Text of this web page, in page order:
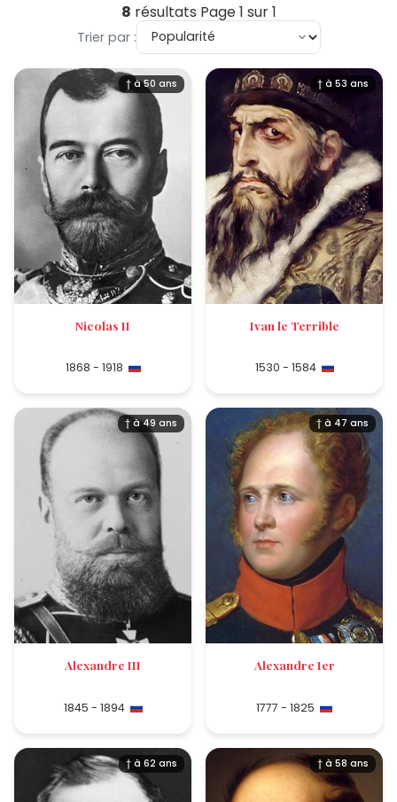
8 résultats Page 1 sur 1
Trier par :
† à 50 ans
Nicolas II
1868 - 1918
† à 53 ans
Ivan le Terrible
1530 - 1584
† à 49 ans
Alexandre III
1845 - 1894
† à 47 ans
Alexandre Ier
1777 - 1825
† à 62 ans † à 58 ans